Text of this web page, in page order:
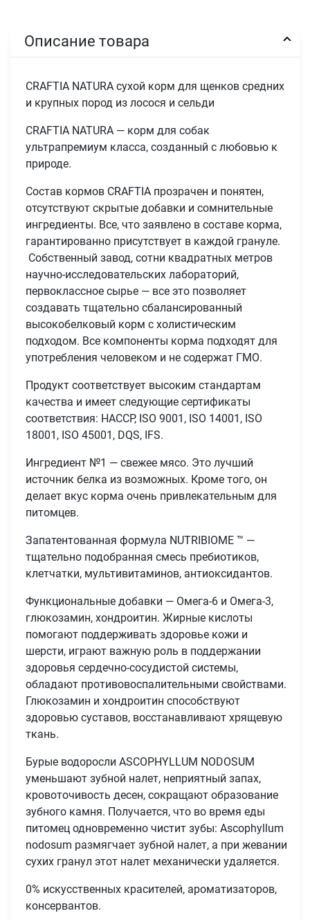
Описание товара
CRAFTIA NATURA сухой корм для щенков средних
и крупных пород из лосося и сельди
CRAFTIA NATURA — корм для собак
ультрапремиум класса, созданный с любовью к
природе.
Состав кормов CRAFTIA прозрачен и понятен,
отсутствуют скрытые добавки и сомнительные
ингредиенты. Все, что заявлено в составе корма,
гарантированно присутствует в каждой грануле.
Собственный завод, сотни квадратных метров
научно-исследовательских лабораторий,
первоклассное сырье — все это позволяет
создавать тщательно сбалансированный
высокобелковый корм с холистическим
подходом. Все компоненты корма подходят для
употребления человеком и не содержат ГМО.
Продукт соответствует высоким стандартам
качества и имеет следующие сертификаты
соответствия: HACCP, ISO 9001, ISO 14001, ISO
18001, ISO 45001, DQS, IFS.
Ингредиент №1 — свежее мясо. Это лучший
источник белка из возможных. Кроме того, он
делает вкус корма очень привлекательным для
питомцев.
Запатентованная формула NUTRIBIOME ™ —
тщательно подобранная смесь пребиотиков,
клетчатки, мультивитаминов, антиоксидантов.
Функциональные добавки — Омега-6 и Омега-3,
глюкозамин, хондроитин. Жирные кислоты
помогают поддерживать здоровье кожи и
шерсти, играют важную роль в поддержании
здоровья сердечно-сосудистой системы,
обладают противовоспалительными свойствами.
Глюкозамин и хондроитин способствуют
здоровью суставов, восстанавливают хрящевую
ткань.
Бурые водоросли ASCOPHYLLUM NODOSUM
уменьшают зубной налет, неприятный запах,
кровоточивость десен, сокращают образование
зубного камня. Получается, что во время еды
питомец одновременно чистит зубы: Ascophyllum
nodosum размягчает зубной налет, а при жевании
сухих гранул этот налет механически удаляется.
0% искусственных красителей, ароматизаторов,
консервантов.